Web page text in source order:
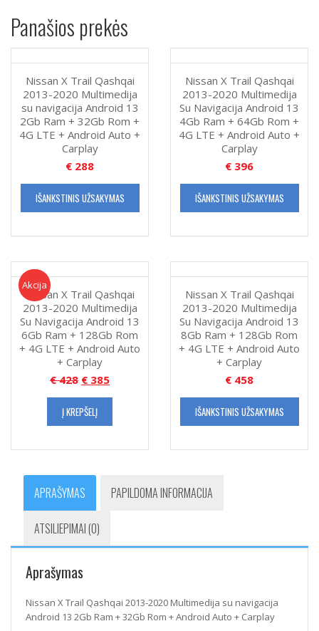
Rom
+
Carplay
Panašios prekės
Nissan X Trail Qashqai
2013-2020 Multimedija
su navigacija Android 13
2Gb Ram + 32Gb Rom +
4G LTE + Android Auto +
Carplay
€ 288
IŠANKSTINIS UŽSAKYMAS
Nissan X Trail Qashqai
2013-2020 Multimedija
Su Navigacija Android 13
4Gb Ram + 64Gb Rom +
4G LTE + Android Auto +
Carplay
€ 396
IŠANKSTINIS UŽSAKYMAS
Akcija
Akcija!
Nissan X Trail Qashqai
2013-2020 Multimedija
Su Navigacija Android 13
6Gb Ram + 128Gb Rom
+ 4G LTE + Android Auto
+ Carplay
€428 € 385
Į KREPŠELĮ
Nissan X Trail Qashqai
2013-2020 Multimedija
Su Navigacija Android 13
8Gb Ram + 128Gb Rom
+ 4G LTE + Android Auto
+ Carplay
€ 458
IŠANKSTINIS UŽSAKYMAS
APRAŠYMAS PAPILDOMA INFORMACIJA
ATSILIEPIMAI (0)
Aprašymas
Nissan X Trail Qashqai 2013-2020 Multimedija su navigacija
Android 13 2Gb Ram + 32Gb Rom + Android Auto + Carplay